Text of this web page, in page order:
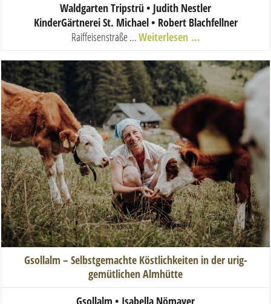
Waldgarten Tripstrü • Judith Nestler
KinderGärtnerei St. Michael • Robert Blachfellner
Raiffeisenstraße ...Weiterlesen …
Gsollalm – Selbstgemachte Köstlichkeiten in der urig-
gemütlichen Almhütte